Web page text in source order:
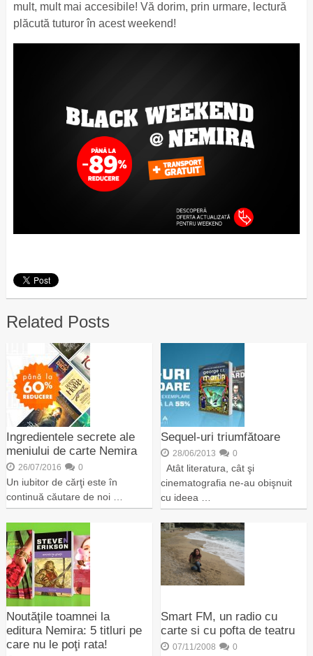
mult, mult mai accesibile! Vă dorim, prin urmare, lectură
plăcută tuturor în acest weekend!
Related Posts
Ingredientele secrete ale
meniului de carte Nemira
26/07/2016 0
Un iubitor de cărţi este în
continuă căutare de noi …
Sequel-uri triumfătoare
28/06/2013 0
Atât literatura, cât şi
cinematografia ne-au obişnuit
cu ideea …
Noutăţile toamnei la
editura Nemira: 5 titluri pe
care nu le poţi rata!
Smart FM, un radio cu
carte si cu pofta de teatru
07/11/2008 0